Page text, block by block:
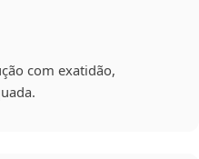
com exatidão,